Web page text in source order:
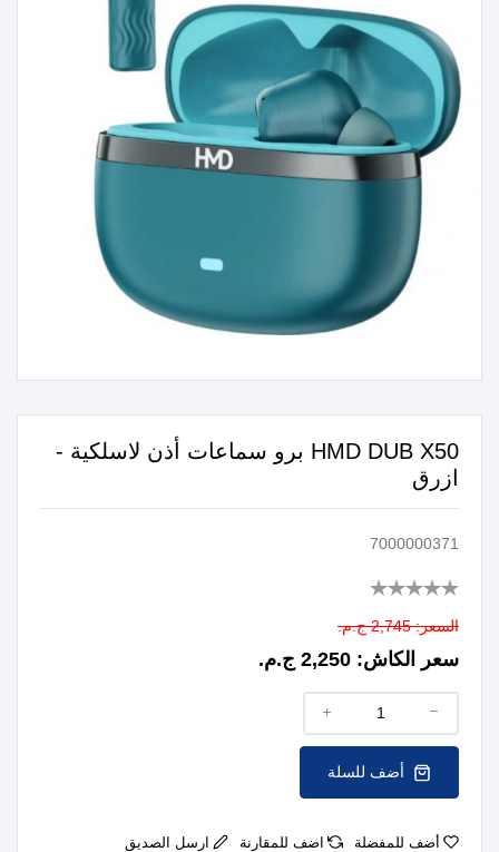
HMD DUB X50 برو سماعات أذن لاسلكية -
ازرق
7000000371
السعر: 2,745 ج.م.
سعر الكاش: 2,250 ج.م.
أضف للسلة
أضف للمفضلة اضف للمقارنة ارسل الصديق